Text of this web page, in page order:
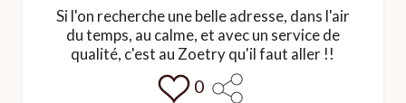
Si l'on recherche une belle adresse, dans l'air
du temps, au calme, et avec un service de
qualité, c'est au Zoetry qu'il faut aller !!
0